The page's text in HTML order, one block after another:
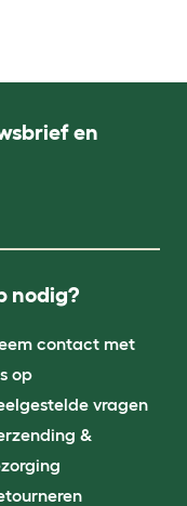
en
nodig?
contact met
op
vragen
&